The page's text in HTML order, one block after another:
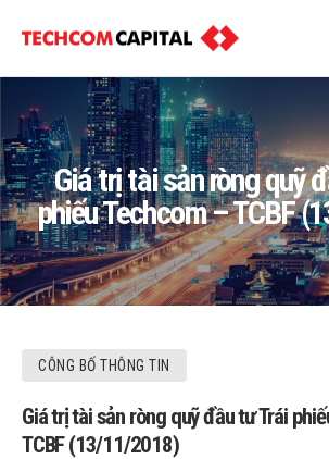
Giá trị tài sản ròng quỹ
phiếu Techcom – TCBF
CÔNG BỐ THÔNG TIN
Giá trị tài sản ròng quỹ đầu tư Trái
TCBF (13/11/2018)